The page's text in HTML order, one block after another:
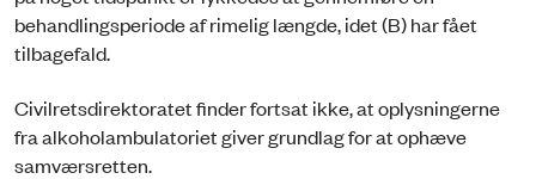
behandlingsperiode af rimelig længde, idet (B) har fået
tilbagefald.
Civilretsdirektoratet finder fortsat ikke, at oplysningerne
fra alkoholambulatoriet giver grundlag for at ophæve
samværsretten.